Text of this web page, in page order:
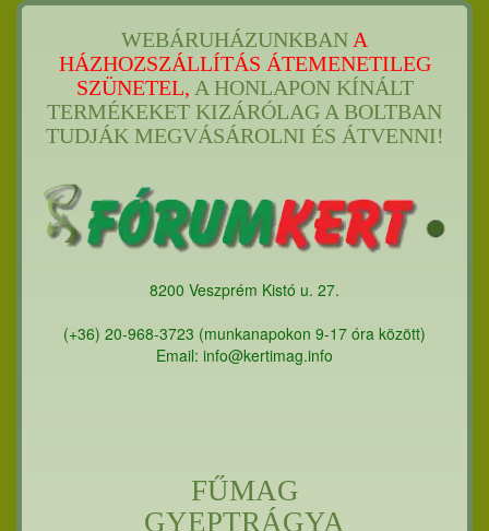
WEBÁRUHÁZUNKBAN A
HÁZHOZSZÁLLÍTÁS ÁTEMENETILEG
SZÜNETEL, A HONLAPON KÍNÁLT
TERMÉKEKET KIZÁRÓLAG A BOLTBAN
TUDJÁK MEGVÁSÁROLNI ÉS ÁTVENNI!
8200 Veszprém Kistó u. 27.
(+36) 20-968-3723 (munkanapokon 9-17 óra között)
Email: info@kertimag.info
FŰMAG
GYEPTRÁGYA